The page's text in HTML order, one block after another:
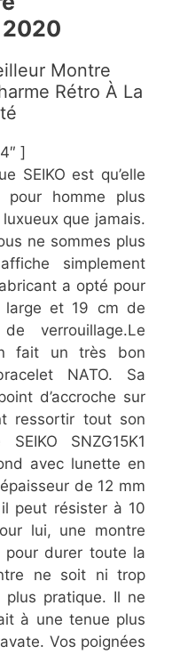
Montre
Rétro À La
]
SEIKO est qu’elle
pour homme plus
que jamais.
ne sommes plus
simplement
a opté pour
et 19 cm de
verrouillage.Le
fait un très bon
NATO. Sa
d’accroche sur
ressortir tout son
SNZG15K1
avec lunette en
de 12 mm
peut résister à 10
lui, une montre
pour durer toute la
ne soit ni trop
pratique. Il ne
à une tenue plus
Vos poignées